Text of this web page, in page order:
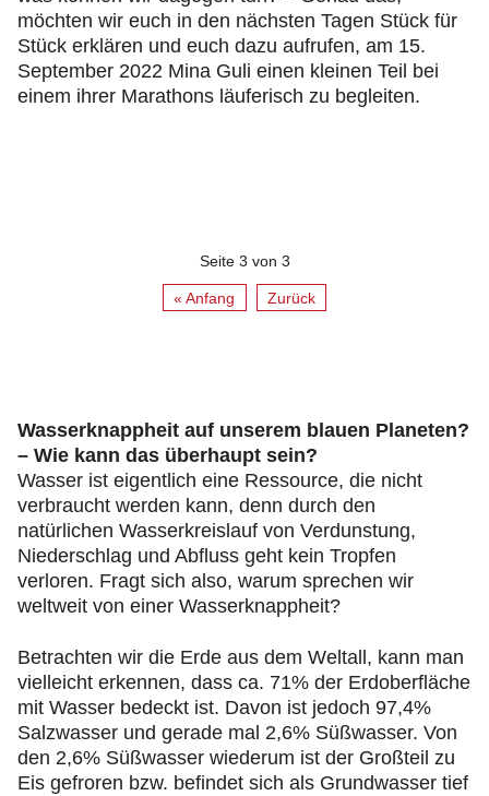
möchten wir euch in den nächsten Tagen Stück für
Stück erklären und euch dazu aufrufen, am 15.
September 2022 Mina Guli einen kleinen Teil bei
einem ihrer Marathons läuferisch zu begleiten.
Seite 3 von 3
« Anfang Zurück
Wasserknappheit auf unserem blauen Planeten?
– Wie kann das überhaupt sein?
Wasser ist eigentlich eine Ressource, die nicht
verbraucht werden kann, denn durch den
natürlichen Wasserkreislauf von Verdunstung,
Niederschlag und Abfluss geht kein Tropfen
verloren. Fragt sich also, warum sprechen wir
weltweit von einer Wasserknappheit?
Betrachten wir die Erde aus dem Weltall, kann man
vielleicht erkennen, dass ca. 71% der Erdoberfläche
mit Wasser bedeckt ist. Davon ist jedoch 97,4%
Salzwasser und gerade mal 2,6% Süßwasser. Von
den 2,6% Süßwasser wiederum ist der Großteil zu
Eis gefroren bzw. befindet sich als Grundwasser tief